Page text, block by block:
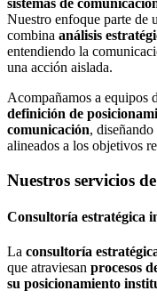
sistemas de
Nuestro enfoque parte de
combina análisis
entendiendo la
una acción aislada.
Acompañamos a equipos
definición de
comunicación, diseñando
alineados a los objetivos
Nuestros servicios
Consultoría estratégica
La consultoría
que atraviesan procesos
su posicionamiento